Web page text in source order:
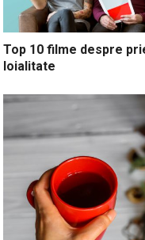
Top 10 filme despre
loialitate